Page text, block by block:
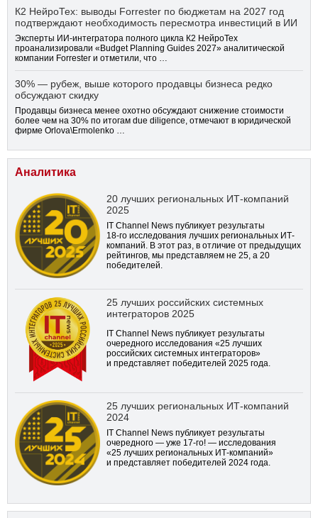
К2 НейроТех: выводы Forrester по бюджетам на 2027 год
подтверждают необходимость пересмотра инвестиций в ИИ
Эксперты ИИ-интегратора полного цикла К2 НейроТех
проанализировали «Budget Planning Guides 2027» аналитической
компании Forrester и отметили, что …
30% — рубеж, выше которого продавцы бизнеса редко
обсуждают скидку
Продавцы бизнеса менее охотно обсуждают снижение стоимости
более чем на 30% по итогам due diligence, отмечают в юридической
фирме Orlova\Ermolenko …
Аналитика
20 лучших региональных ИТ-компаний
2025
IT Channel News публикует результаты
18-го исследования лучших региональных ИТ-
компаний. В этот раз, в отличие от предыдущих
рейтингов, мы представляем не 25, а 20
победителей.
25 лучших российских системных
интеграторов 2025
IT Channel News публикует результаты
очередного исследования «25 лучших
российских системных интеграторов»
и представляет победителей 2025 года.
25 лучших региональных ИТ-компаний
2024
IT Channel News публикует результаты
очередного — уже 17-го! — исследования
«25 лучших региональных ИТ-компаний»
и представляет победителей 2024 года.